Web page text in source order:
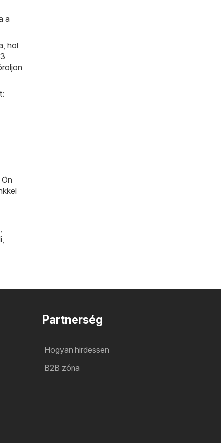
a
hol
Partnerség
Hogyan hirdessen
B2B zóna